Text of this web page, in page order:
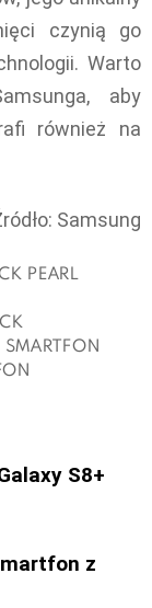
czynią go
Warto
aby
również na
Samsung
PEARL
S8+
z